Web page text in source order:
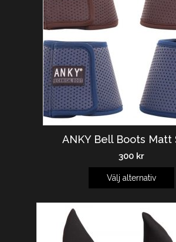
ANKY Bell Boots Matt
300 kr
Välj alternativ